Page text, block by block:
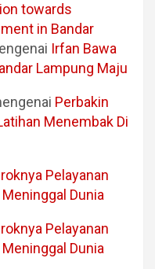
towards
in Bandar
Irfan Bawa
Lampung Maju
Perbakin
Menembak Di
Pelayanan
Dunia
Pelayanan
Dunia